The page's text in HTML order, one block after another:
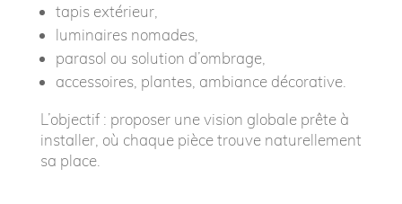
tapis extérieur,
luminaires nomades,
parasol ou solution d’ombrage,
accessoires, plantes, ambiance décorative.
L’objectif : proposer une vision globale prête à
installer, où chaque pièce trouve naturellement
sa place.